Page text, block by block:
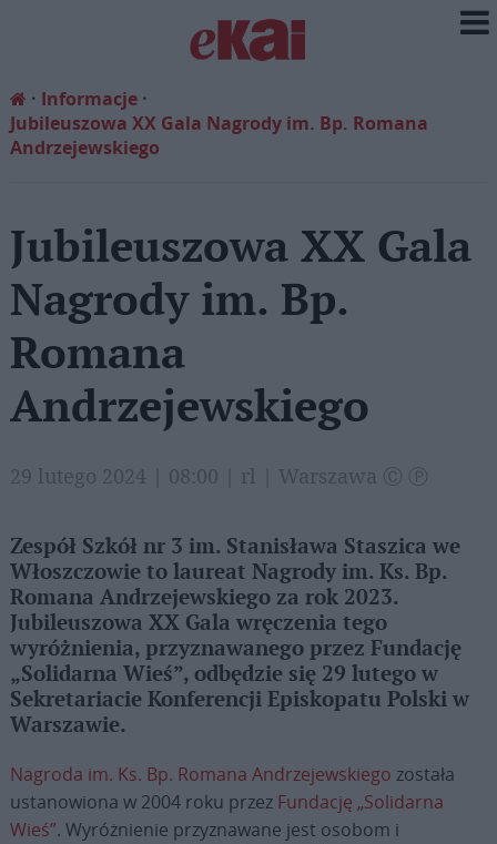
Informacje
Jubileuszowa XX Gala Nagrody im. Bp. Romana
Andrzejewskiego
Jubileuszowa XX Gala
Nagrody im. Bp.
Romana
Andrzejewskiego
29 lutego 2024 | 08:00 | rl | Warszawa Ⓒ Ⓟ
Zespół Szkół nr 3 im. Stanisława Staszica we
Włoszczowie to laureat Nagrody im. Ks. Bp.
Romana Andrzejewskiego za rok 2023.
Jubileuszowa XX Gala wręczenia tego
wyróżnienia, przyznawanego przez Fundację
„Solidarna Wieś”, odbędzie się 29 lutego w
Sekretariacie Konferencji Episkopatu Polski w
Warszawie.
Nagroda im. Ks. Bp. Romana Andrzejewskiego została
ustanowiona w 2004 roku przez Fundację „Solidarna
Wieś”. Wyróżnienie przyznawane jest osobom i